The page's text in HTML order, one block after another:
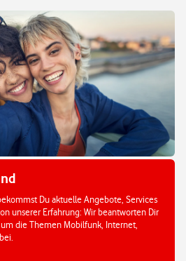
Du aktuelle Angebote, Services
unserer Erfahrung: Wir beantworten Dir
die Themen Mobilfunk, Internet,